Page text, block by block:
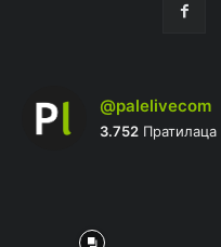
@palelivecom
3.752 Пратилаца